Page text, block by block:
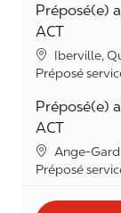
Préposé(e)
ACT
LieuIberville,
Catégorie
Préposé
Préposé(e)
ACT
LieuAnge-
Catégorie
Préposé